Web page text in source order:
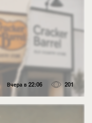
Вчера в 22:06 201